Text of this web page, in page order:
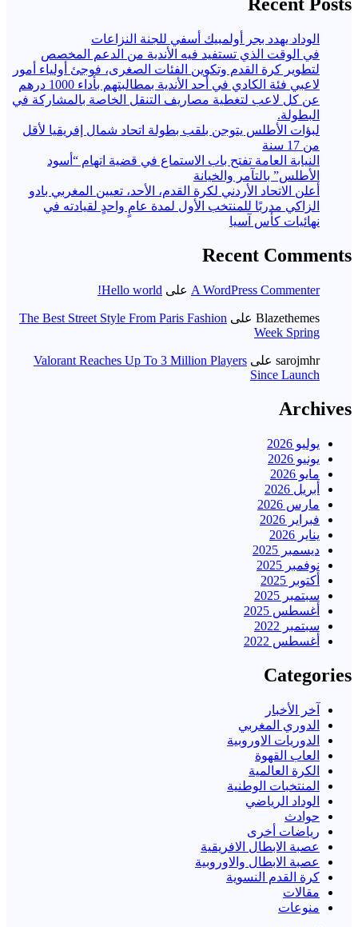
Recent Posts
الوداد يهدد بجر أولمبيك أسفي للجنة النزاعات
في الوقت الذي تستفيد فيه الأندية من الدعم المخصص
لتطوير كرة القدم وتكوين الفئات الصغرى، فوجئ أولياء أمور
لاعبي فئة الكادي في أحد الأندية بمطالبتهم بأداء 1000 درهم
عن كل لاعب لتغطية مصاريف التنقل الخاصة بالمشاركة في
البطولة.
لبؤات الأطلس يتوجن بلقب بطولة اتحاد شمال إفريقيا لأقل
من 17 سنة
النيابة العامة تفتح باب الاستماع في قضية اتهام “أسود
الأطلس” بالتآمر والخيانة
أعلن الاتحاد الأردني لكرة القدم، الأحد، تعيين المغربي بادو
الزاكي مدربًا للمنتخب الأول لمدة عامٍ واحدٍ لقيادته ​في
نهائيات كأس آسيا
Recent Comments
A WordPress Commenter على Hello world!
Blazethemes على The Best Street Style From Paris Fashion
Week Spring
sarojmhr على Valorant Reaches Up To 3 Million Players
Since Launch
Archives
يوليو 2026
يونيو 2026
مايو 2026
أبريل 2026
مارس 2026
فبراير 2026
يناير 2026
ديسمبر 2025
نوفمبر 2025
أكتوبر 2025
سبتمبر 2025
أغسطس 2025
سبتمبر 2022
أغسطس 2022
Categories
آخر الأخبار
الدوري المغربي
الدوريات الاوروبية
العاب القهوة
الكرة العالمية
المنتخبات الوطنية
الوداد الرياضي
حوادث
رياضات أخرى
عصبة الابطال الافريقية
عصبة الابطال والاوروبية
كرة القدم النسوية
مقالات
منوعات